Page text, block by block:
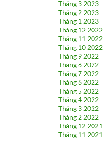
Tháng 3 2023
Tháng 2 2023
Tháng 1 2023
Tháng 12 2022
Tháng 11 2022
Tháng 10 2022
Tháng 9 2022
Tháng 8 2022
Tháng 7 2022
Tháng 6 2022
Tháng 5 2022
Tháng 4 2022
Tháng 3 2022
Tháng 2 2022
Tháng 12 2021
Tháng 11 2021